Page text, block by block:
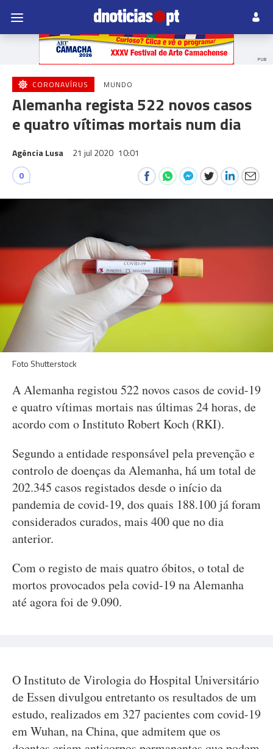
PUB
CORONAVÍRUS MUNDO
Alemanha regista 522 novos casos
e quatro vítimas mortais num dia
Agência Lusa 21 jul 2020 10:01
0
Foto Shutterstock
A Alemanha registou 522 novos casos de covid-19
e quatro vítimas mortais nas últimas 24 horas, de
acordo com o Instituto Robert Koch (RKI).
Segundo a entidade responsável pela prevenção e
controlo de doenças da Alemanha, há um total de
202.345 casos registados desde o início da
pandemia de covid-19, dos quais 188.100 já foram
considerados curados, mais 400 que no dia
anterior.
Com o registo de mais quatro óbitos, o total de
mortos provocados pela covid-19 na Alemanha
até agora foi de 9.090.
O Instituto de Virologia do Hospital Universitário
de Essen divulgou entretanto os resultados de um
estudo, realizados em 327 pacientes com covid-19
em Wuhan, na China, que admitem que os